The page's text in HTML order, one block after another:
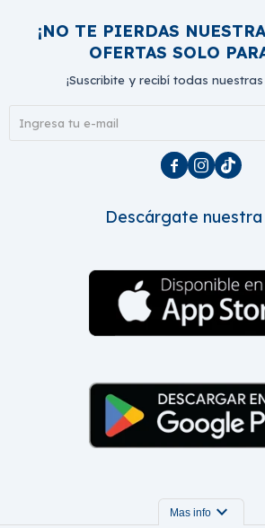
¡NO TE PIERDAS
OFERTAS SOLO
¡Suscribite y recibí todas
  
Descárgate
Mas info expand_more